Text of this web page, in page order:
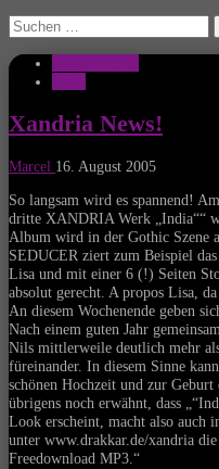
Suchen
nach:
Xandria News!
Marcel 16. August 2005
So langsam wird es spannend!
dritte XANDRIA Werk „India““
Album wird in der Gothic Szene
SEDUCER ziert zum Beispiel
Lisa und mit einer 6 (!) Seiten
absolut gerecht. A propos Lisa,
An diesem Wochenende geben
Nach einem guten Jahr
Nils mittlerweile deutlich mehr
füreinander. In diesem Sinne
schönen Hochzeit und zur
übrigens noch erwähnt, dass
Look erscheint, macht also auch
unter www.drakkar.de/xandria
Freedownload MP3.“